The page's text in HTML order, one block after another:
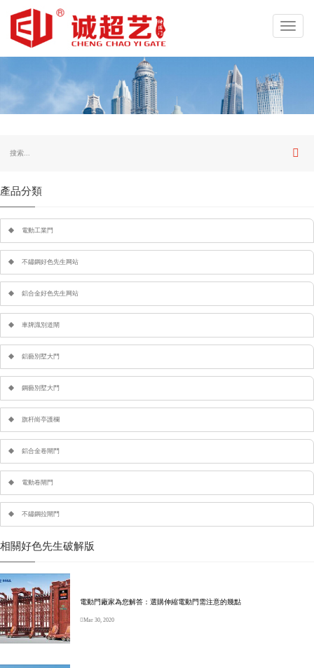
產品分類
電動工業門
不鏽鋼好色先生网站
鋁合金好色先生网站
車牌識別道閘
鋁藝別墅大門
鋼藝別墅大門
旗杆崗亭護欄
鋁合金卷閘門
電動卷閘門
不鏽鋼拉閘門
相關好色先生破解版
電動門廠家為您解答：選購伸縮電動門需注意的幾點
Mar 30, 2020